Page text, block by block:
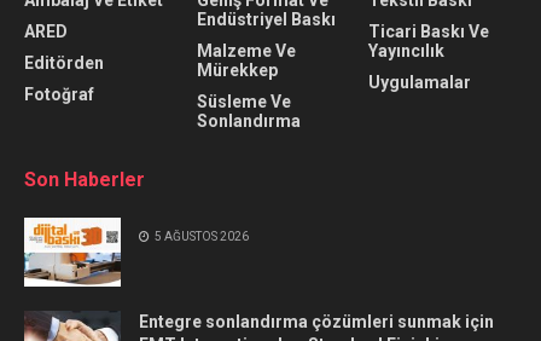
ARED
Editörden
Fotoğraf
Endüstriyel Baskı
Malzeme Ve
Mürekkep
Süsleme Ve
Sonlandırma
Ticari Baskı Ve
Yayıncılık
Uygulamalar
Son Haberler
5 AĞUSTOS 2026
Entegre sonlandırma çözümleri sunmak için